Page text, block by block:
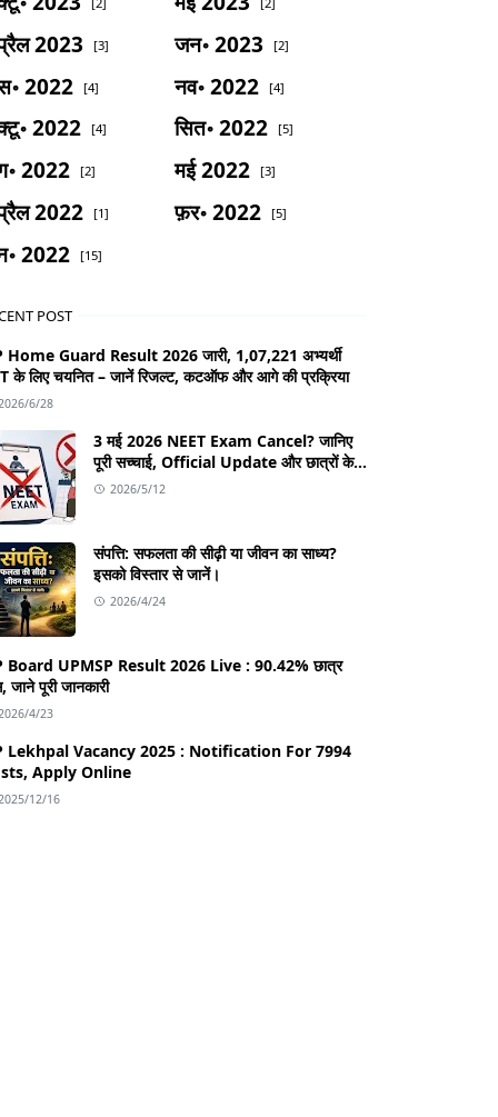
2023 [3] जन॰ 2023 [2]
2022 [4] नव॰ 2022 [4]
2022 [4] सित॰ 2022 [5]
2022 [2] मई 2022 [3]
2022 [1] फ़र॰ 2022 [5]
2022 [15]
POST
Home Guard Result 2026 जारी, 1,07,221 अभ्यर्थी
के लिए चयनित – जानें रिजल्ट, कटऑफ और आगे की प्रक्रिया
6/28
3 मई 2026 NEET Exam Cancel? जानिए
पूरी सच्चाई, Official Update और छात्रों के
लिए जरूरी जानकारी
2026/5/12
संपत्ति: सफलता की सीढ़ी या जीवन का साध्य?
इसको विस्तार से जानें।
2026/4/24
UPMSP Result 2026 Live : 90.42% छात्र
जाने पूरी जानकारी
4/23
Lekhpal Vacancy 2025 : Notification For 7994
Apply Online
12/16